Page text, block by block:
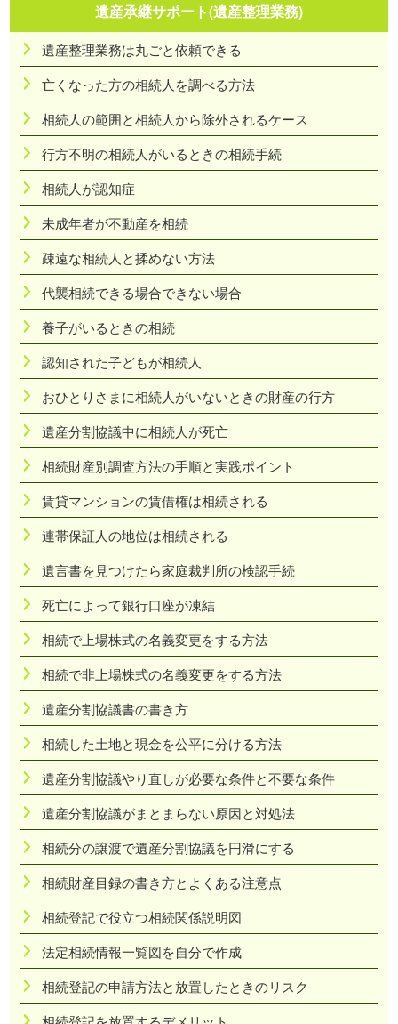
遺産承継サポート(遺産整理業務)
遺産整理業務は丸ごと依頼できる
亡くなった方の相続人を調べる方法
相続人の範囲と相続人から除外されるケース
行方不明の相続人がいるときの相続手続
相続人が認知症
未成年者が不動産を相続
疎遠な相続人と揉めない方法
代襲相続できる場合できない場合
養子がいるときの相続
認知された子どもが相続人
おひとりさまに相続人がいないときの財産の行方
遺産分割協議中に相続人が死亡
相続財産別調査方法の手順と実践ポイント
賃貸マンションの賃借権は相続される
連帯保証人の地位は相続される
遺言書を見つけたら家庭裁判所の検認手続
死亡によって銀行口座が凍結
相続で上場株式の名義変更をする方法
相続で非上場株式の名義変更をする方法
遺産分割協議書の書き方
相続した土地と現金を公平に分ける方法
遺産分割協議やり直しが必要な条件と不要な条件
遺産分割協議がまとまらない原因と対処法
相続分の譲渡で遺産分割協議を円滑にする
相続財産目録の書き方とよくある注意点
相続登記で役立つ相続関係説明図
法定相続情報一覧図を自分で作成
相続登記の申請方法と放置したときのリスク